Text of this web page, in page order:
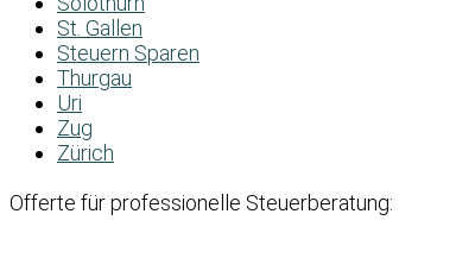
St. Gallen
Steuern Sparen
Thurgau
Uri
Zug
Zürich
Offerte für professionelle Steuerberatung: